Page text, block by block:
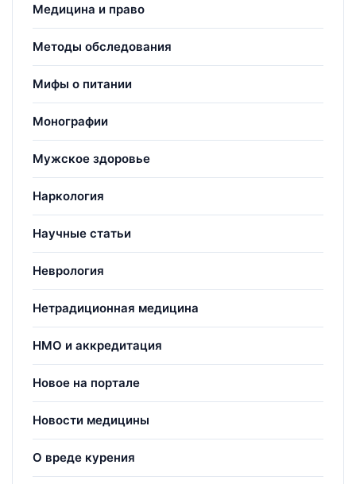
Медицина и право
Методы обследования
Мифы о питании
Монографии
Мужское здоровье
Наркология
Научные статьи
Неврология
Нетрадиционная медицина
НМО и аккредитация
Новое на портале
Новости медицины
О вреде курения